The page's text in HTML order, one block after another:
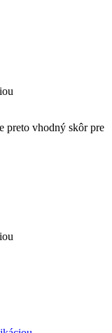
preto vhodný skôr pre